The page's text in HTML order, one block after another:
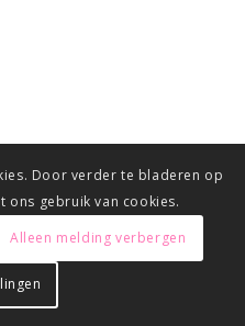
Door verder te bladeren op
ons gebruik van cookies.
Alleen melding verbergen